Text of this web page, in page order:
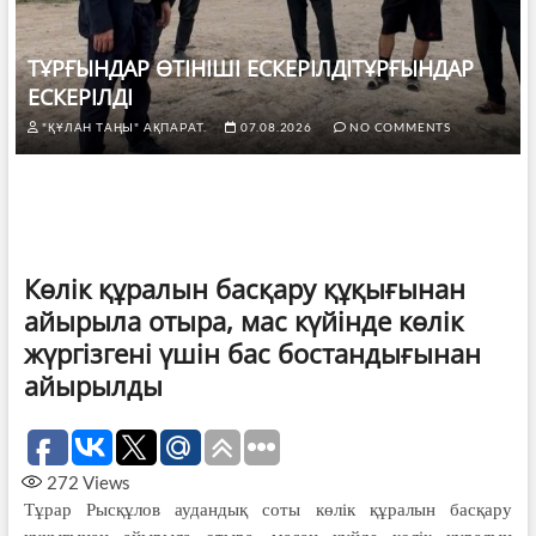
ТҰРҒЫНДАР ӨТІНІШІ ЕСКЕРІЛДІТҰРҒЫНДАР
ЕСКЕРІЛДІ
"ҚҰЛАН ТАҢЫ" АҚПАРАТ. 07.08.2026 NO COMMENTS
Көлік құралын басқару құқығынан
айырыла отыра, мас күйінде көлік
жүргізгені үшін бас бостандығынан
айырылды
272 Views
Тұрар Рысқұлов аудандық соты көлік құралын басқару